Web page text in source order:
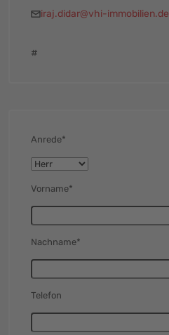
iraj.didar@vhi-immobilien.de
#
Anrede*
Vorname*
Nachname*
Telefon